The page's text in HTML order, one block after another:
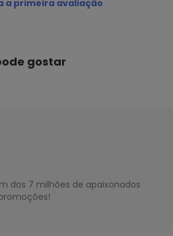
a primeira avaliação
gostar
dos 7 milhões de apaixonados